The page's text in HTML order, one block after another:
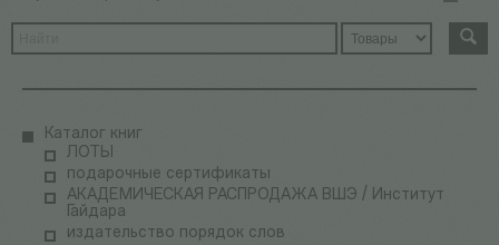
Каталог книг
ЛОТЫ
подарочные сертификаты
АКАДЕМИЧЕСКАЯ РАСПРОДАЖА ВШЭ / Институт
Гайдара
издательство порядок слов